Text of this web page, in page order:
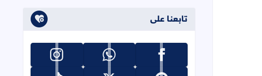
تابعنا على
تابعنا على facebook تابعنا على whatsapp تابعنا على instagram